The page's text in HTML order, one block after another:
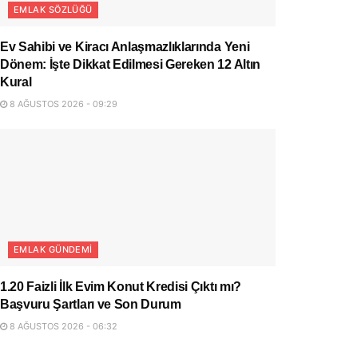
EMLAK SÖZLÜĞÜ
Ev Sahibi ve Kiracı Anlaşmazlıklarında Yeni
Dönem: İşte Dikkat Edilmesi Gereken 12 Altın
Kural
8 AĞUSTOS 2026 - 09:29
EMLAK GÜNDEMI
1.20 Faizli İlk Evim Konut Kredisi Çıktı mı?
Başvuru Şartları ve Son Durum
8 AĞUSTOS 2026 - 06:32